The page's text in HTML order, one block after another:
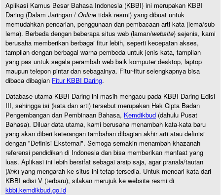
Aplikasi Kamus Besar Bahasa Indonesia (KBBI) ini merupakan KBBI
Daring (Dalam Jaringan / Online tidak resmi) yang dibuat untuk
memudahkan pencarian, penggunaan dan pembacaan arti kata (lema/sub
lema). Berbeda dengan beberapa situs web (laman/website) sejenis, kami
berusaha memberikan berbagai fitur lebih, seperti kecepatan akses,
tampilan dengan berbagai warna pembeda untuk jenis kata, tampilan
yang pas untuk segala perambah web baik komputer desktop, laptop
maupun telepon pintar dan sebagainya. Fitur-fitur selengkapnya bisa
dibaca dibagian Fitur KBBI Daring.
Database utama KBBI Daring ini masih mengacu pada KBBI Daring Edisi
III, sehingga isi (kata dan arti) tersebut merupakan Hak Cipta Badan
Pengembangan dan Pembinaan Bahasa, Kemdikbud (dahulu Pusat
Bahasa). Diluar data utama, kami berusaha menambah kata-kata baru
yang akan diberi keterangan tambahan dibagian akhir arti atau definisi
dengan "Definisi Eksternal". Semoga semakin menambah khazanah
referensi pendidikan di Indonesia dan bisa memberikan manfaat yang
luas. Aplikasi ini lebih bersifat sebagai arsip saja, agar pranala/tautan
(link) yang mengarah ke situs ini tetap tersedia. Untuk mencari kata dari
KBBI edisi V (terbaru), silakan merujuk ke website resmi di
kbbi.kemdikbud.go.id